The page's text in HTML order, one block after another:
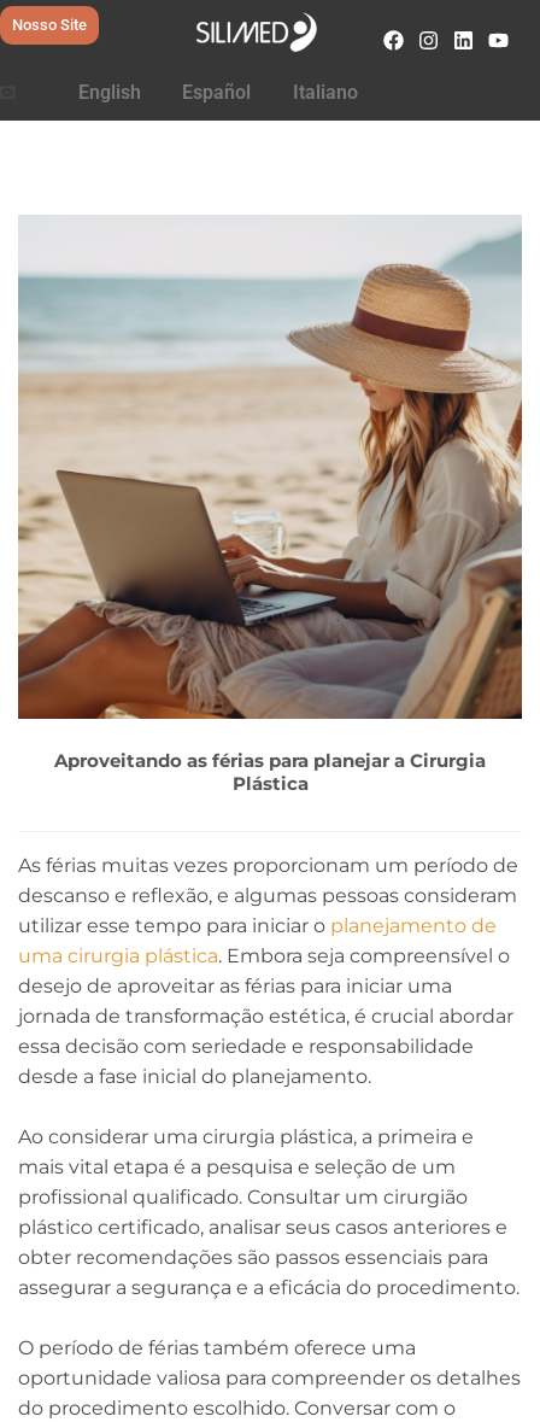
Nosso Site
English Español Italiano
Aproveitando as férias para planejar a Cirurgia
Plástica
As férias muitas vezes proporcionam um período de
descanso e reflexão, e algumas pessoas consideram
utilizar esse tempo para iniciar o planejamento de
uma cirurgia plástica. Embora seja compreensível o
desejo de aproveitar as férias para iniciar uma
jornada de transformação estética, é crucial abordar
essa decisão com seriedade e responsabilidade
desde a fase inicial do planejamento.
Ao considerar uma cirurgia plástica, a primeira e
mais vital etapa é a pesquisa e seleção de um
profissional qualificado. Consultar um cirurgião
plástico certificado, analisar seus casos anteriores e
obter recomendações são passos essenciais para
assegurar a segurança e a eficácia do procedimento.
O período de férias também oferece uma
oportunidade valiosa para compreender os detalhes
do procedimento escolhido. Conversar com o